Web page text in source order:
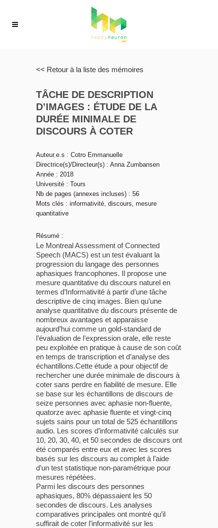
<< Retour à la liste des mémoires
TÂCHE DE DESCRIPTION
D’IMAGES : ÉTUDE DE LA
DURÉE MINIMALE DE
DISCOURS À COTER
Auteur.e.s : Cotro Emmanuelle
Directrice(s)/Directeur(s) : Anna Zumbansen
Année : 2018
Université : Tours
Nb de pages (annexes incluses) : 56
Mots clés : informativité, discours, mesure
quantitative
Résumé :
Le Montreal Assessment of Connected
Speech (MACS) est un test évaluant la
progression du langage des personnes
aphasiques francophones. Il propose une
mesure quantitative du discours naturel en
termes d’Informativité à partir d’une tâche
descriptive de cinq images. Bien qu’une
analyse quantitative du discours présente de
nombreux avantages et apparaisse
aujourd’hui comme un gold-standard de
l’évaluation de l’expression orale, elle reste
peu exploitée en pratique à cause de son coût
en temps de transcription et d’analyse des
échantillons.Cette étude a pour objectif de
rechercher une durée minimale de discours à
coter sans perdre en fiabilité de mesure. Elle
se base sur les échantillons de discours de
seize personnes avec aphasie non-fluente,
quatorze avec aphasie fluente et vingt-cinq
sujets sains pour un total de 525 échantillons
audio. Les scores d’informativité calculés sur
10, 20, 30, 40, et 50 secondes de discours ont
été comparés entre eux et avec les scores
basés sur les discours au complet à l’aide
d’un test statistique non-paramétrique pour
mesures répétées.
Parmi les discours des personnes
aphasiques, 80% dépassaient les 50
secondes de discours. Les analyses
comparatives principales ont montré qu’il
suffirait de coter l’informativité sur les